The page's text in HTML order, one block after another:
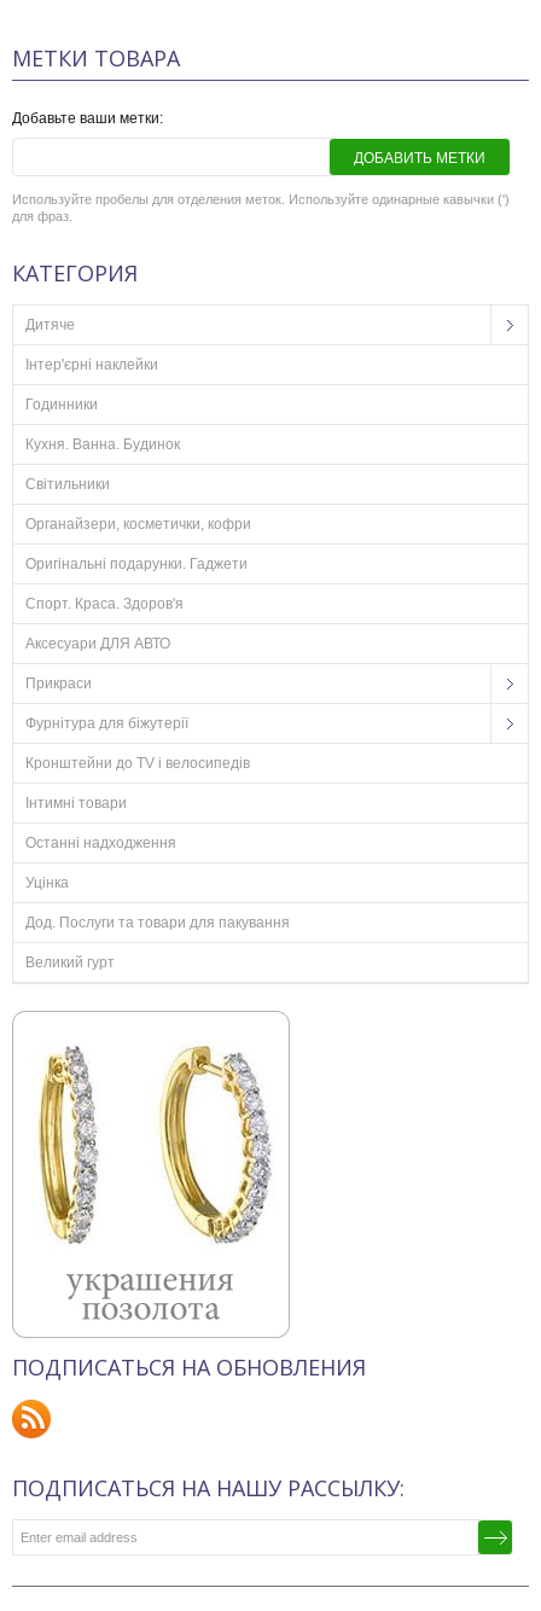
МЕТКИ ТОВАРА
Добавьте ваши метки:
ДОБАВИТЬ МЕТКИ
Используйте пробелы для отделения меток. Используйте одинарные кавычки (')
для фраз.
КАТЕГОРИЯ
Дитяче
Інтер'єрні наклейки
Годинники
Кухня. Ванна. Будинок
Світильники
Органайзери, косметички, кофри
Оригінальні подарунки. Гаджети
Спорт. Краса. Здоров'я
Аксесуари ДЛЯ АВТО
Прикраси
Фурнітура для біжутерії
Кронштейни до TV і велосипедів
Інтимні товари
Останні надходження
Уцінка
Дод. Послуги та товари для пакування
Великий гурт
ПОДПИСАТЬСЯ НА ОБНОВЛЕНИЯ
ПОДПИСАТЬСЯ НА НАШУ РАССЫЛКУ: